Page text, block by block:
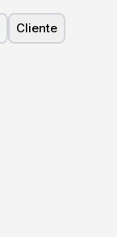
Cliente